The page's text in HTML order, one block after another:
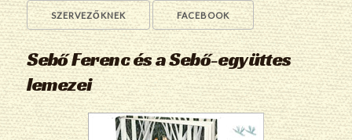
SZERVEZŐKNEK FACEBOOK
Sebő Ferenc és a Sebő-együttes
lemezei